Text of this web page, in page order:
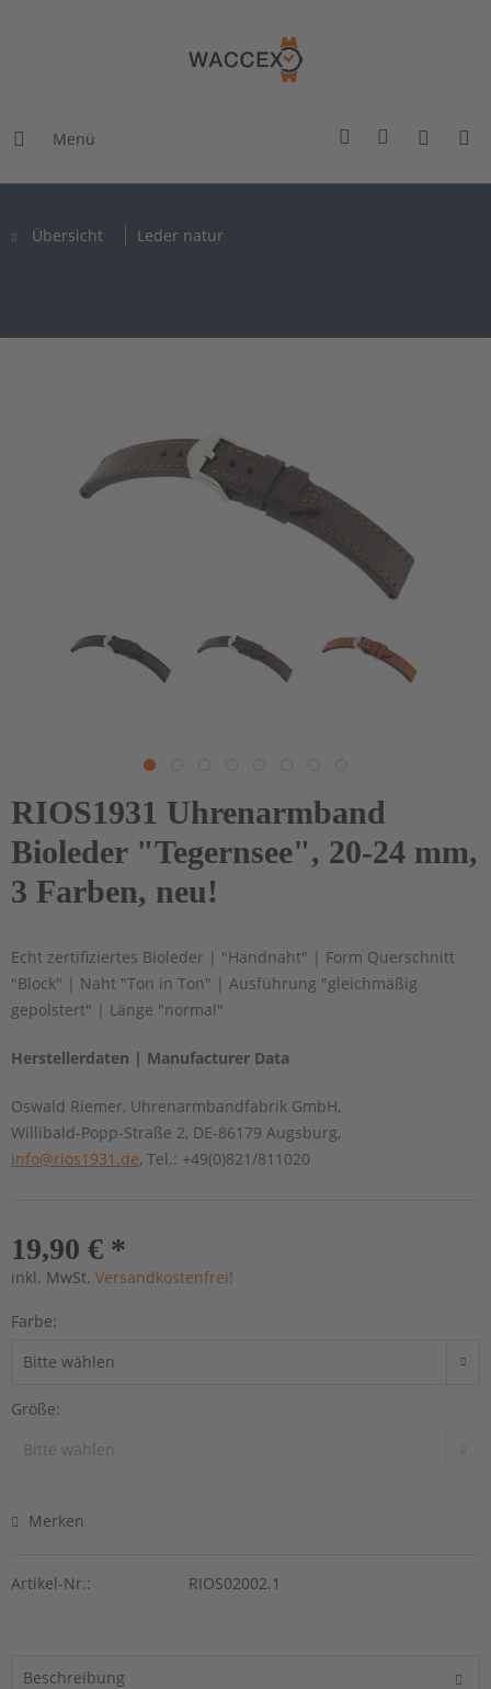
Menü
Übersicht Leder natur
RIOS1931 Uhrenarmband
Bioleder "Tegernsee", 20-24 mm,
3 Farben, neu!
Echt zertifiziertes Bioleder | "Handnaht" | Form Querschnitt
"Block" | Naht "Ton in Ton" | Ausführung "gleichmäßig
gepolstert" | Länge "normal"
Herstellerdaten | Manufacturer Data
Oswald Riemer, Uhrenarmbandfabrik GmbH,
Willibald-Popp-Straße 2, DE-86179 Augsburg,
info@rios1931.de, Tel.: +49(0)821/811020
19,90 € *
inkl. MwSt. Versandkostenfrei!
Farbe:
Größe:
Merken
Artikel-Nr.: RIOS02002.1
Beschreibung